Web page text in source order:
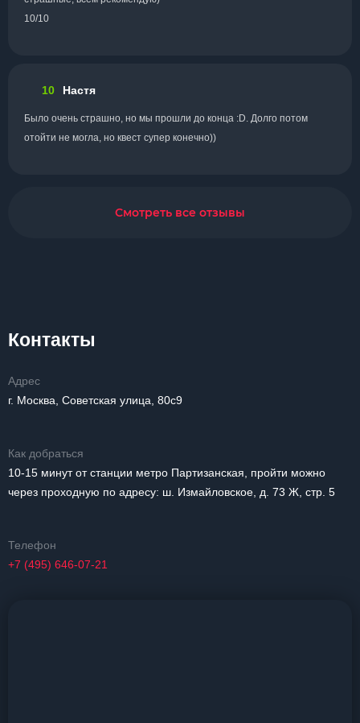
10/10
10 Настя
Было очень страшно, но мы прошли до конца :D. Долго потом
отойти не могла, но квест супер конечно))
Смотреть все отзывы
Контакты
Адрес
г. Москва, Советская улица, 80с9
Как добраться
10-15 минут от станции метро Партизанская, пройти можно
через проходную по адресу: ш. Измайловское, д. 73 Ж, стр. 5
Телефон
+7 (495) 646-07-21